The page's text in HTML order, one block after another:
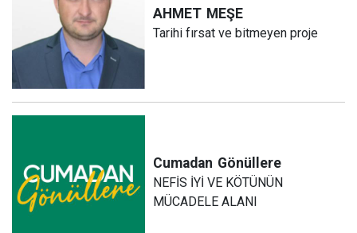
AHMET MEŞE
Tarihi fırsat ve bitmeyen proje
Cumadan Gönüllere
NEFİS İYİ VE KÖTÜNÜN
MÜCADELE ALANI